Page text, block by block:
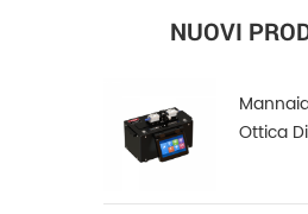
NUOVI
Ottica